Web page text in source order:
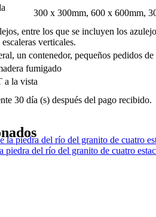
300 x 300mm, 600 x 600mm,
entre los que se incluyen los
verticales.
un contenedor, pequeños pedidos
fumigado
a la vista
30 día (s) después del pago recibido.
del río del granito de cuatro